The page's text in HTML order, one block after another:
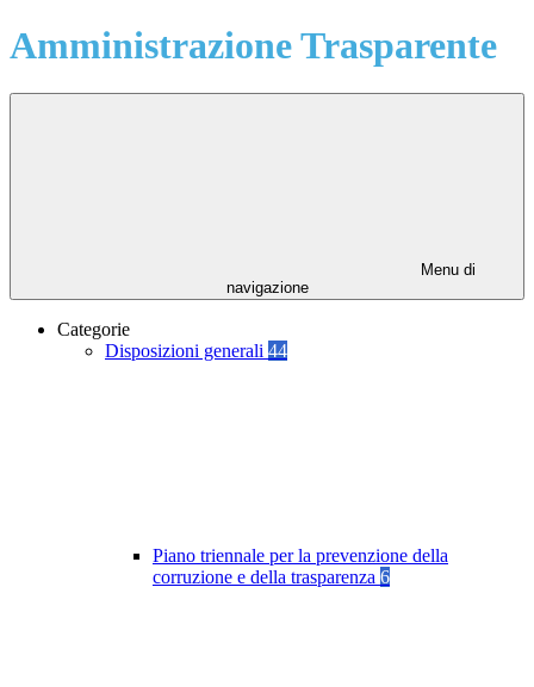
Amministrazione Trasparente
Menu di
navigazione
Categorie
Disposizioni generali 44
Piano triennale per la prevenzione della
corruzione e della trasparenza 6